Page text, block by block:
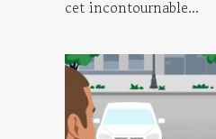
cet incontournable...